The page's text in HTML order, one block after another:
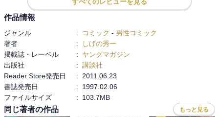
ぐだぐだ格好悪いし気持ち悪い。
真子ちゃんが可哀想なだけで、池谷は傷心で落ち込む意味がわから
電話して渋滞していたと言い訳と謝罪くらいしろよと思う。
何故振られた面しているのだろう。
作品情報
ジャンル : コミック - 男性コミック
著者
:
しげの秀一
掲載誌・レーベル
:
ヤングマガジン
出版社
: 講談社
Reader Store発売日
:
2011.06.23
書誌発売日
:
1997.02.06
ファイルサイズ
: 103.7MB
同じ著者の作品 もっと見る